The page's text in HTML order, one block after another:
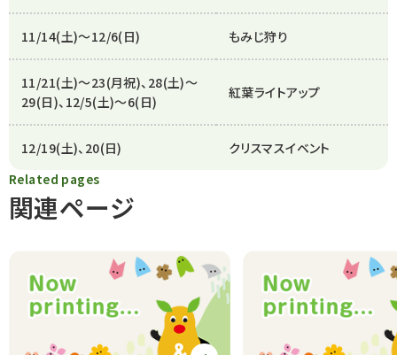
11/14(土)～12/6(日) もみじ狩り
11/21(土)～23(月祝)、28(土)～
29(日)、12/5(土)～6(日)
紅葉ライトアップ
12/19(土)、20(日) クリスマスイベント
関連ページ
Related pages